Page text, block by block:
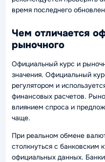
время последнего
Чем отличается
рыночного
Официальный курс и
значения. Официальный
регулятором и
финансовых расчетов.
влиянием спроса и
чаще.
При реальном обмене
столкнуться с банковским
официальных данных.